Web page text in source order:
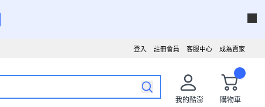
成為賣家
客服中心
註冊會員
登入
我的酷澎
購物車